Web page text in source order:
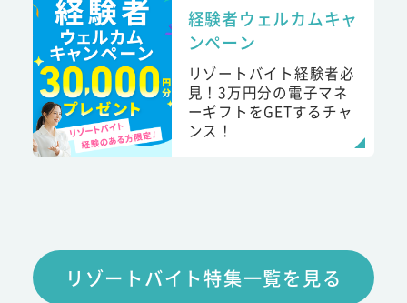
経験者ウェルカムキャ
ンペーン
リゾートバイト経験者必
見！3万円分の電子マネ
ーギフトをGETするチャ
ンス！
リゾートバイト特集一覧を見る